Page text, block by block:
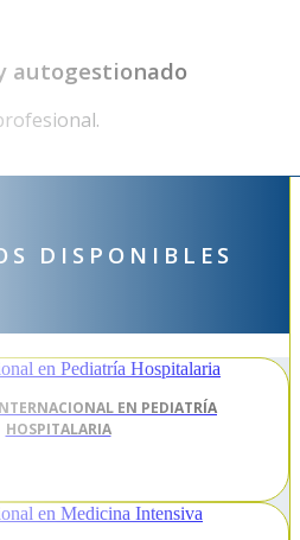
autogestionado
DISPONIBLES
EN PEDIATRÍA
HOSPITALARIA